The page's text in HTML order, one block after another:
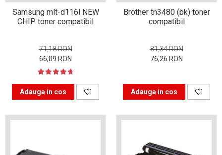
procesul de Refill Toner
pentru imprimare?
Sfaturi pentru pregătirea
5 Idei de afaceri în era
digitală
mai de succes spion al
inkjet?
Samsung mlt-d116l NEW
CHIP toner compatibil
71,18 RON
66,09 RON
Adauga in cos
Brother tn3480 (bk) toner
compatibil
81,34 RON
76,26 RON
Adauga in cos